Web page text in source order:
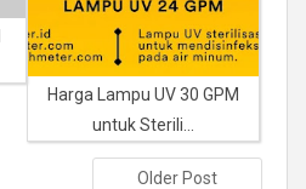
Harga Lampu UV 30 GPM
untuk Sterili...
Older Post